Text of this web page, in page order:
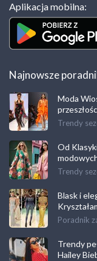
Aplikacja mobilna:
Najnowsze
Moda
Trendy
Od
Trendy
Blask i
Poradnik
Trendy
Hailey